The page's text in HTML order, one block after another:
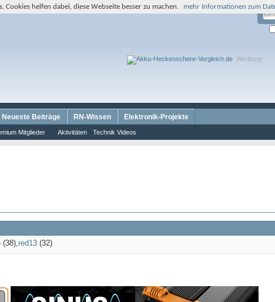
Werbung
Mitglieder Aktivitäten Technik Videos
Neueste Beiträge RN-Wissen Elektronik-Projekte
(38) red13 (32)
Cookies helfen dabei, diese Webseite besser zu machen. mehr Informationen zum